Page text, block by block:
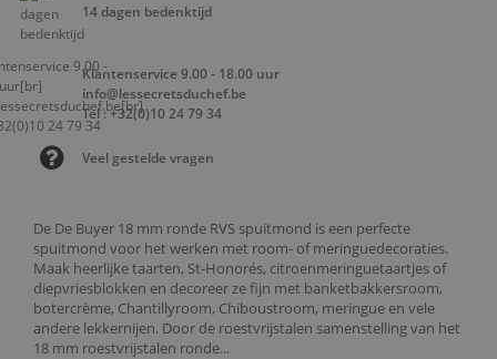
De De Buyer 18 mm ronde RVS spuitmond is een perfecte
spuitmond voor het werken met room- of meringuedecoraties.
Maak heerlijke taarten, St-Honorés, citroenmeringuetaartjes of
diepvriesblokken en decoreer ze fijn met banketbakkersroom,
botercrème, Chantillyroom, Chiboustroom, meringue en vele
andere lekkernijen. Door de roestvrijstalen samenstelling van het
18 mm roestvrijstalen ronde...
14 dagen bedenktijd
Klantenservice 9.00 - 18.00 uur
info@lessecretsduchef.be
Tel : +32(0)10 24 79 34
Veel gestelde vragen